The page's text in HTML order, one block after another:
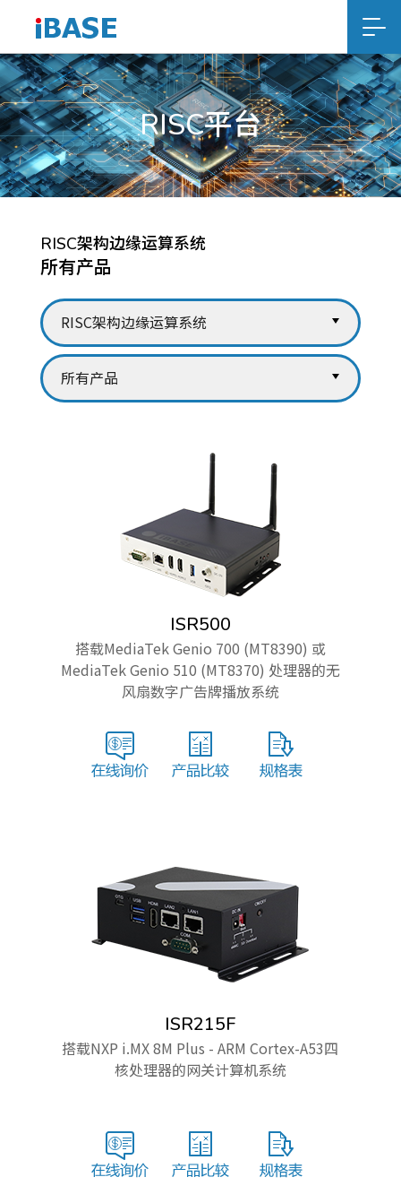
RISC平台
RISC架构边缘运算系统
所有产品
ISR500
搭载MediaTek Genio 700 (MT8390) 或
MediaTek Genio 510 (MT8370) 处理器的无
风扇数字广告牌播放系统
ISR215F
搭载NXP i.MX 8M Plus - ARM Cortex-A53四
核处理器的网关计算机系统